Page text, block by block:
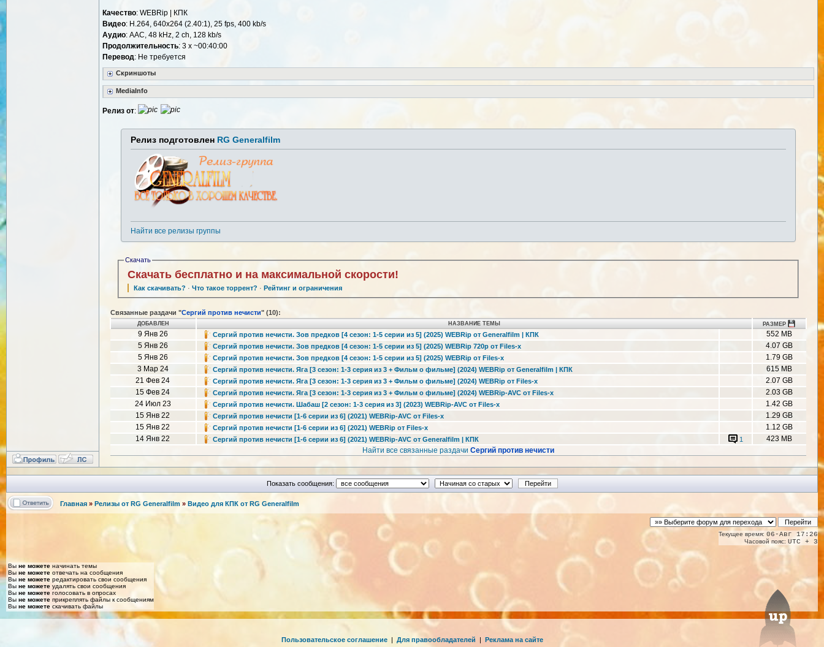
Качество: WEBRip | КПК
Видео: H.264, 640x264 (2.40:1), 25 fps, 400 kb/s
Аудио: AAC, 48 kHz, 2 ch, 128 kb/s
Продолжительность: 3 х ~00:40:00
Перевод: Не требуется
Скриншоты
MediaInfo
Релиз от:
Релиз подготовлен RG Generalfilm
Найти все релизы группы
Скачать
Скачать бесплатно и на максимальной скорости!
Как скачивать? ·Что такое торрент? · Рейтинг и ограничения
Связанные раздачи "Сергий против нечисти" (10):
ДОБАВЛЕН НАЗВАНИЕ ТЕМЫ РАЗМЕР
9 Янв 26 Сергий против нечисти. Зов предков [4 сезон: 1-5 серии из 5] (2025) WEBRip от Generalfilm | КПК
552 MB
5 Янв 26
Сергий против нечисти. Зов предков [4 сезон: 1-5 серии из 5] (2025) WEBRip 720p от Files-х
4.07 GB
5 Янв 26
Сергий против нечисти. Зов предков [4 сезон: 1-5 серии из 5] (2025) WEBRip от Files-х
1.79 GB
3 Мар 24
Сергий против нечисти. Яга [3 сезон: 1-3 серия из 3 + Фильм о фильме] (2024) WEBRip от Generalfilm | КПК
615 MB
21 Фев 24
Сергий против нечисти. Яга [3 сезон: 1-3 серия из 3 + Фильм о фильме] (2024) WEBRip от Files-x
2.07 GB
15 Фев 24
Сергий против нечисти. Яга [3 сезон: 1-3 серия из 3 + Фильм о фильме] (2024) WEBRip-AVC от Files-x
2.03 GB
24 Июл 23
Сергий против нечисти. Шабаш [2 сезон: 1-3 серия из 3] (2023) WEBRip-AVC от Files-x
1.42 GB
15 Янв 22
Сергий против нечисти [1-6 серии из 6] (2021) WEBRip-AVC от Files-x
1.29 GB
15 Янв 22
Сергий против нечисти [1-6 серии из 6] (2021) WEBRip от Files-x
1.12 GB
14 Янв 22
Сергий против нечисти [1-6 серии из 6] (2021) WEBRip-AVC от Generalfilm | КПК 1
423 MB
Найти все связанные раздачи Сергий против нечисти
Показать сообщения:
Главная » Релизы от RG Generalfilm » Видео для КПК от RG Generalfilm
Текущее время: 06-Авг 17:26
Часовой пояс: UTC + 3
Вы не можете начинать темы
Вы не можете отвечать на сообщения
Вы не можете редактировать свои сообщения
Вы не можете удалять свои сообщения
Вы не можете голосовать в опросах
Вы не можете прикреплять файлы к сообщениям
Вы не можете скачивать файлы
Пользовательское соглашение | Для правообладателей | Реклама на сайте